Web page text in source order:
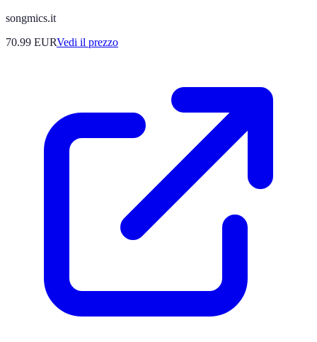
songmics.it
70.99 EURVedi il prezzo